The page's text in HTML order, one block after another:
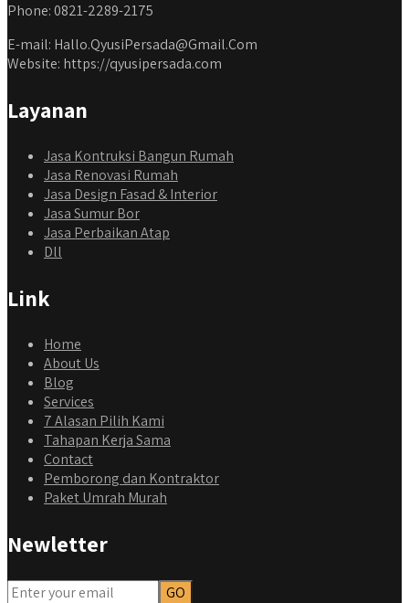
Phone: 0821-2289-2175
E-mail: Hallo.QyusiPersada@Gmail.Com
Website: https://qyusipersada.com
Layanan
Jasa Kontruksi Bangun Rumah
Jasa Renovasi Rumah
Jasa Design Fasad & Interior
Jasa Sumur Bor
Jasa Perbaikan Atap
Dll
Link
Home
About Us
Blog
Services
7 Alasan Pilih Kami
Tahapan Kerja Sama
Contact
Pemborong dan Kontraktor
Paket Umrah Murah
Newletter